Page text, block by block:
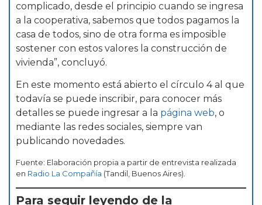
complicado, desde el principio cuando se ingresa
a la cooperativa, sabemos que todos pagamos la
casa de todos, sino de otra forma es imposible
sostener con estos valores la construcción de
vivienda”, concluyó.
En este momento está abierto el círculo 4 al que
todavía se puede inscribir, para conocer más
detalles se puede ingresar a la página web, o
mediante las redes sociales, siempre van
publicando novedades.
Fuente: Elaboración propia a partir de entrevista realizada
en Radio La Compañía (Tandil, Buenos Aires).
Para seguir leyendo de la